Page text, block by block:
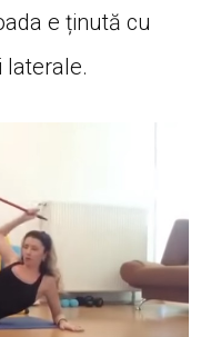
e ținută cu
laterale.